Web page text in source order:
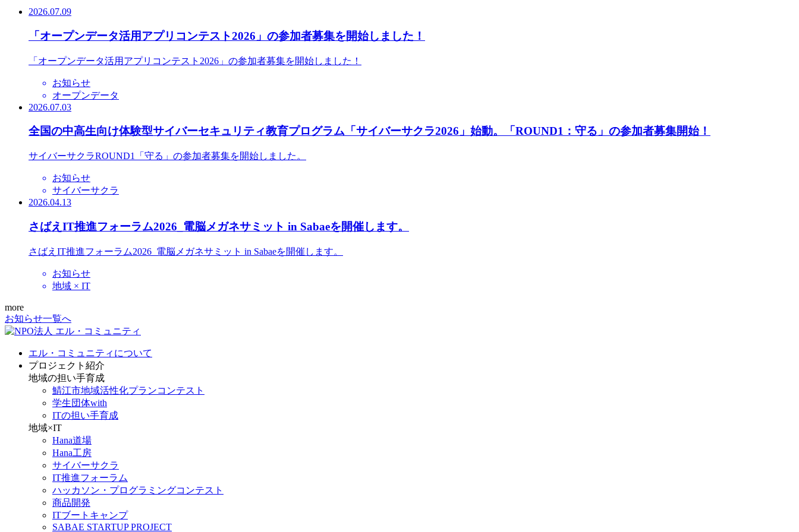
2026.07.09
「オープンデータ活用アプリコンテスト2026」の参加者募集を開始しました！
「オープンデータ活用アプリコンテスト2026」の参加者募集を開始しました！
お知らせ
オープンデータ
2026.07.03
全国の中高生向け体験型サイバーセキュリティ教育プログラム「サイバーサクラ2026」始動。「ROUND1：守る」の参加者募集開始！
サイバーサクラROUND1「守る」の参加者募集を開始しました。
お知らせ
サイバーサクラ
2026.04.13
さばえIT推進フォーラム2026_電脳メガネサミット in Sabaeを開催します。
さばえIT推進フォーラム2026_電脳メガネサミット in Sabaeを開催します。
お知らせ
地域 × IT
more
お知らせ一覧へ
エル・コミュニティについて
プロジェクト紹介
地域の担い手育成
鯖江市地域活性化プランコンテスト
学生団体with
ITの担い手育成
地域×IT
Hana道場
Hana工房
サイバーサクラ
IT推進フォーラム
ハッカソン・プログラミングコンテスト
商品開発
ITブートキャンプ
SABAE STARTUP PROJECT